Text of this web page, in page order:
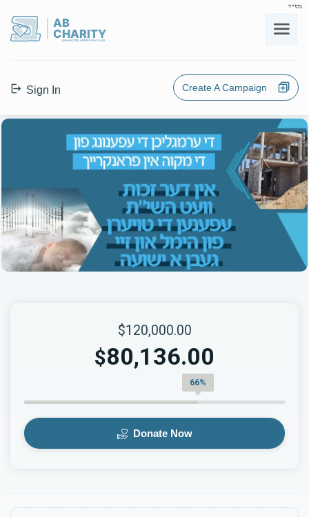
בס"ד
AB
CHARITY
powerd by ahblicklive.com
Sign In Create A Campaign
$120,000.00
$80,136.00
66%
Donate Now